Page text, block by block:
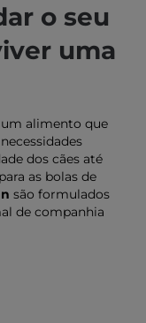
o seu
uma
alimento que
dos cães até
as bolas de
são formulados
de companhia